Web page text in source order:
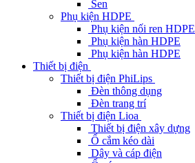
Sen
Phụ kiện HDPE
Phụ kiện nối ren HDPE
Phụ kiện hàn HDPE
Phụ kiện hàn HDPE
Thiết bị điện
Thiết bị điện PhiLips
Đèn thông dụng
Đèn trang trí
Thiết bị điện Lioa
Thiết bị điện xây dựng
Ổ cắm kéo dài
Dây và cáp điện